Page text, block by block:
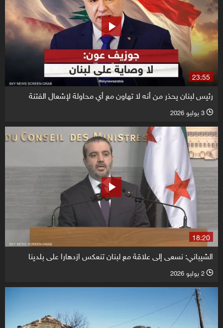
23:55
رئيس لبنان يحذر من أنه لا تهاون مع أي محاولة لإشعال الفتنة
l 3 يوليو 2026
18:20
الشيباني: نسعى إلى علاقة مع لبنان تنعكس ازدهارا على بلدينا
l 2 يوليو 2026